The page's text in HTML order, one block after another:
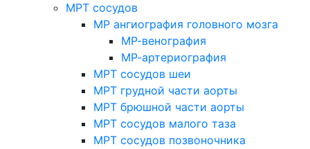
МРТ сосудов
МР ангиография головного мозга
МР-венография
МР-артериография
МРТ сосудов шеи
МРТ грудной части аорты
МРТ брюшной части аорты
МРТ сосудов малого таза
МРТ сосудов позвоночника